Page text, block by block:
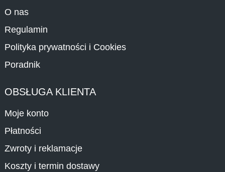
O nas
Regulamin
Polityka prywatności i Cookies
Poradnik
OBSŁUGA KLIENTA
Moje konto
Płatności
Zwroty i reklamacje
Koszty i termin dostawy